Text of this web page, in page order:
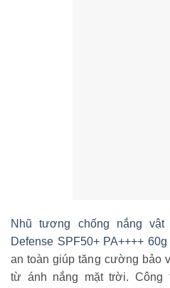
Nhũ tương chống nắng
Defense SPF50+ PA++++ 60g
an toàn giúp tăng cường bảo
từ ánh nắng mặt trời. Công